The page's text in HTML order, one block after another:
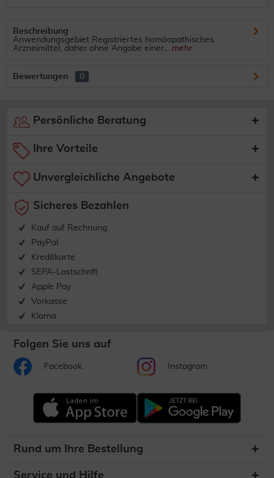
Beschreibung
Anwendungsgebiet Registriertes homöopathisches
Arzneimittel, daher ohne Angabe einer... mehr
Bewertungen 0
Persönliche Beratung
Ihre Vorteile
Unvergleichliche Angebote
Sicheres Bezahlen
Kauf auf Rechnung
PayPal
Kreditkarte
SEPA-Lastschrift
Apple Pay
Vorkasse
Klarna
Folgen Sie uns auf
Facebook Instagram
Rund um Ihre Bestellung